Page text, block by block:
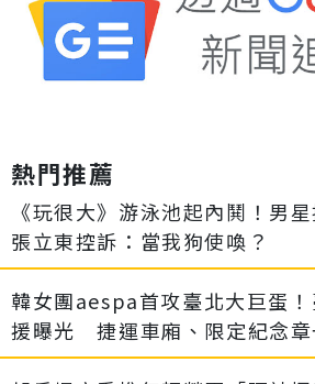
熱門推薦
《玩很大》游泳池起內鬨！男
張立東控訴：當我狗使喚？
韓女團aespa首攻臺北大巨蛋
援曝光 捷運車廂、限定紀念章